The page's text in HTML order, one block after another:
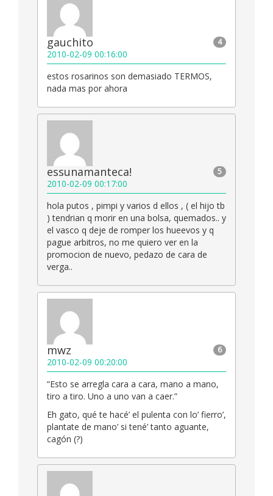
4
gauchito
2010-02-09 00:16:00
estos rosarinos son demasiado TERMOS,
nada mas por ahora
5
essunamanteca!
2010-02-09 00:17:00
hola putos , pimpi y varios d ellos , ( el hijo tb
) tendrian q morir en una bolsa, quemados.. y
el vasco q deje de romper los hueevos y q
pague arbitros, no me quiero ver en la
promocion de nuevo, pedazo de cara de
verga..
6
mwz
2010-02-09 00:20:00
“Esto se arregla cara a cara, mano a mano,
tiro a tiro. Uno a uno van a caer.”
Eh gato, qué te hacé’ el pulenta con lo’ fierro’,
plantate de mano’ si tené’ tanto aguante,
cagón (?)